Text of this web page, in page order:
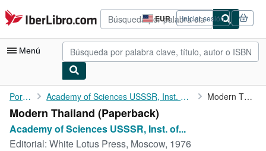
Pasar al contenido principal
IberLibro.com EUR
Preferencias
de
compra
del
Iniciar sesión
Menú
Mi cuenta
Consultar mis pedidos
Búsqueda avanzada
Portada Academy of Sciences USSSR, Inst. of Orientalistics Modern Thailand
Modern Thailand (Paperback)
Academy of Sciences USSSR, Inst. of...
Editorial: White Lotus Press, Moscow, 1976